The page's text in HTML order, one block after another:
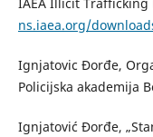
IAEA Illicit Trafficking
ns.iaea.org/
Ignjatovic Đorđe,
Policijska akademija
Ignjatović Đorđe,